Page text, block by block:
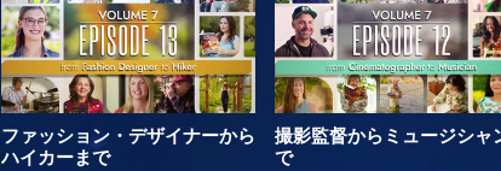
ファッション・デザイナーから
ハイカーまで
撮影監督からミュージシャ
で